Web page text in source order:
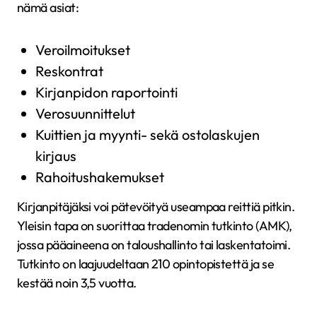
nämä asiat:
Veroilmoitukset
Reskontrat
Kirjanpidon raportointi
Verosuunnittelut
Kuittien ja myynti- sekä ostolaskujen
kirjaus
Rahoitushakemukset
Kirjanpitäjäksi voi pätevöityä useampaa reittiä pitkin.
Yleisin tapa on suorittaa tradenomin tutkinto (AMK),
jossa pääaineena on taloushallinto tai laskentatoimi.
Tutkinto on laajuudeltaan 210 opintopistettä ja se
kestää noin 3,5 vuotta.